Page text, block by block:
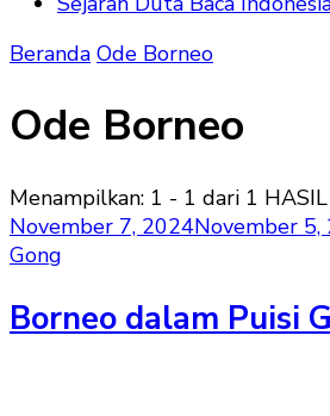
Beranda Ode Borneo
Ode Borneo
Menampilkan: 1 - 1 dari 1 HASIL
November 7, 2024November 5,
Gong
Borneo dalam Puisi